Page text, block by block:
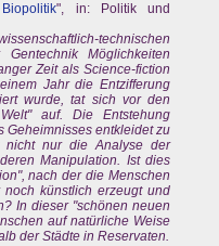
", in: Politik und
technischen
Möglichkeiten
Zeit als Science-fiction
Jahr die Entzifferung
wurde, tat sich vor den
auf. Die Entstehung
Geheimnisses entkleidet zu
nicht nur die Analyse der
Manipulation. Ist dies
nach der die Menschen
künstlich erzeugt und
In dieser "schönen neuen
auf natürliche Weise
der Städte in Reservaten.